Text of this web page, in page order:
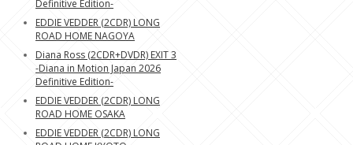
Definitive Edition-
EDDIE VEDDER (2CDR) LONG
ROAD HOME NAGOYA
Diana Ross (2CDR+DVDR) EXIT 3
-Diana in Motion Japan 2026
Definitive Edition-
EDDIE VEDDER (2CDR) LONG
ROAD HOME OSAKA
EDDIE VEDDER (2CDR) LONG